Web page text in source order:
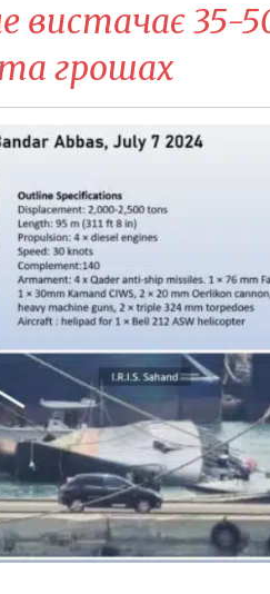
вистачає 35-
та грошах